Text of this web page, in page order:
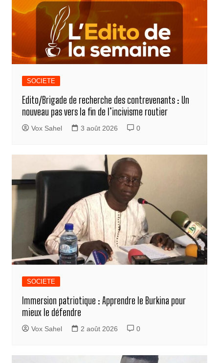
SOCIETE
Edito/Brigade de recherche des contrevenants : Un
nouveau pas vers la fin de l’incivisme routier
Vox Sahel 3 août 2026 0
SOCIETE
Immersion patriotique : Apprendre le Burkina pour
mieux le défendre
Vox Sahel 2 août 2026 0